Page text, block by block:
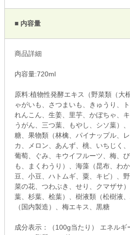
■ 内容量
商品詳細
内容量:720ml
原料:植物性発酵エキス（野菜類（大
ゃがいも、さつまいも、きゅうり、
れんこん、生姜、里芋、かぼちゃ、
うがん、三つ葉、もやし、シソ葉）
糖、果物類（林檎、パイナップル、
カ、メロン、あんず、桃、いちじく
葡萄、ぐみ、キウイフルーツ、梅、
も、まくわうり）、海藻（昆布、わ
豆、小豆、ハトムギ、粟、キビ）、
菜の花、つわぶき、せり、クマザサ
葉、杉葉、桧葉）、樹液類（松樹液
（国内製造）、梅エキス、黒糖
成分表示：（100g当たり） エネル